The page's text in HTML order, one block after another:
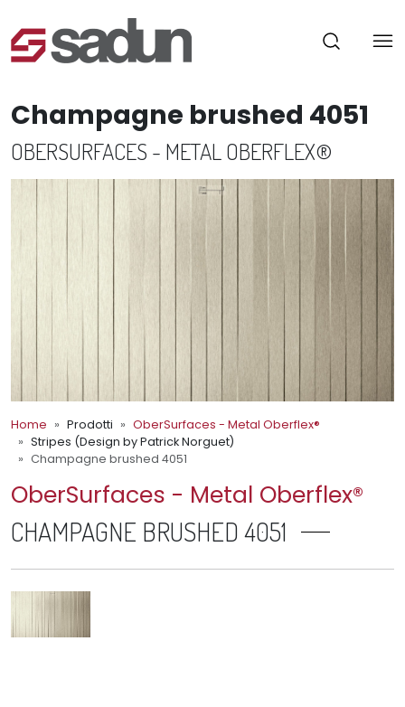
Champagne brushed 4051
OBERSURFACES - METAL OBERFLEX®
Home Prodotti
OberSurfaces - Metal Oberflex®
Stripes (Design by Patrick Norguet)
Champagne brushed 4051
OberSurfaces - Metal Oberflex®
CHAMPAGNE BRUSHED 4051